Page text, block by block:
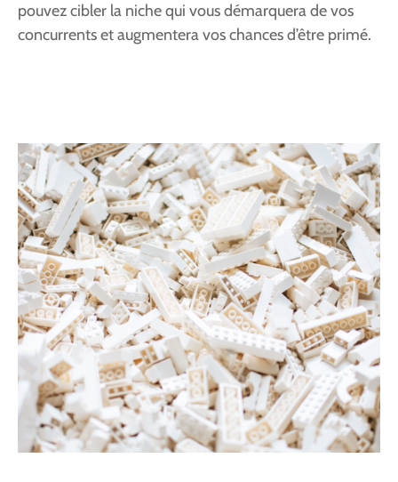
pouvez cibler la niche qui vous démarquera de vos
concurrents et augmentera vos chances d’être primé.